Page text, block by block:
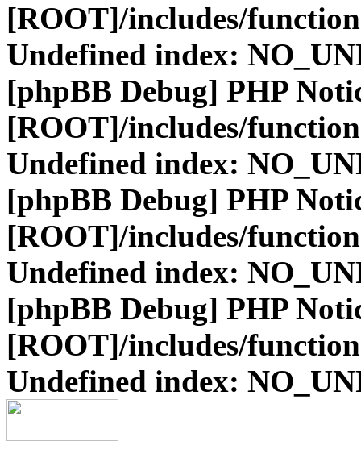
[ROOT]/includes/
Undefined index:
[phpBB Debug] PHP
[ROOT]/includes/
Undefined index:
[phpBB Debug] PHP
[ROOT]/includes/
Undefined index:
[phpBB Debug] PHP
[ROOT]/includes/
Undefined index: